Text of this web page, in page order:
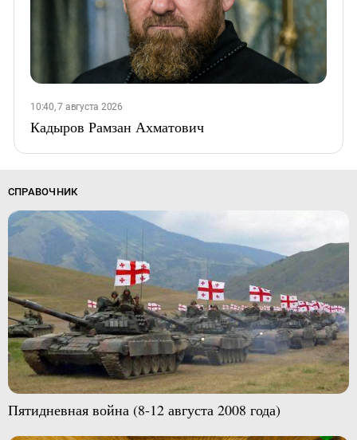
10:40, 7 августа 2026
Кадыров Рамзан Ахматович
СПРАВОЧНИК
Пятидневная война (8-12 августа 2008 года)